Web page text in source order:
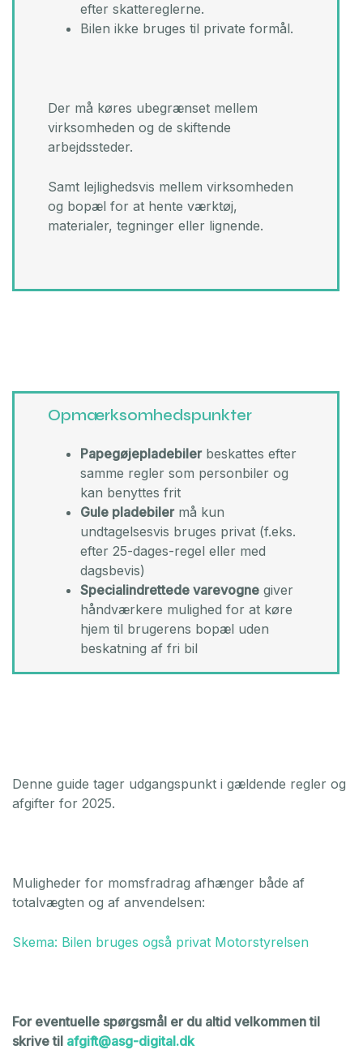
efter skattereglerne.​
Bilen ikke bruges til private formål.
Der må køres ubegrænset mellem
virksomheden og de skiftende
arbejdssteder.​
Samt lejlighedsvis mellem virksomheden
og bopæl for at hente værktøj,
materialer, tegninger eller lignende.
Opmærksomhedspunkter
Papegøjepladebilerbeskattes efter
samme regler som personbiler og
kan benyttes frit
Gule pladebilermå kun
undtagelsesvis bruges privat (f.eks.
efter 25-dages-regel eller med
dagsbevis)
Specialindrettede varevogne giver
håndværkere mulighed for at køre
hjem til brugerens bopæl uden
beskatning af fri bil
Denne guide tager udgangspunkt i gældende regler og
afgifter for 2025.​
Muligheder for momsfradrag afhænger både af
totalvægten og af anvendelsen:​
Skema: Bilen bruges også privat Motorstyrelsen
For eventuelle spørgsmål er du altid velkommen til
skrive til afgift@asg-digital.dk